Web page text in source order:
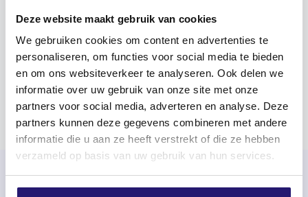
Deze website maakt gebruik van cookies
We gebruiken cookies om content en advertenties te
personaliseren, om functies voor social media te bieden
en om ons websiteverkeer te analyseren. Ook delen we
informatie over uw gebruik van onze site met onze
partners voor social media, adverteren en analyse. Deze
partners kunnen deze gegevens combineren met andere
informatie die u aan ze heeft verstrekt of die ze hebben
verzameld op basis van uw gebruik van hun services.
d'une vente ? Vous souhaitez obtenir plus
prendre contact avec nos experts. Ils ont déjà bien
compris ce que vous attendiez d'eux !
Chat via Whatsapp Envoyez un e-mail
Commandé avant 17h00 les jours ouvrables, expédié le jour